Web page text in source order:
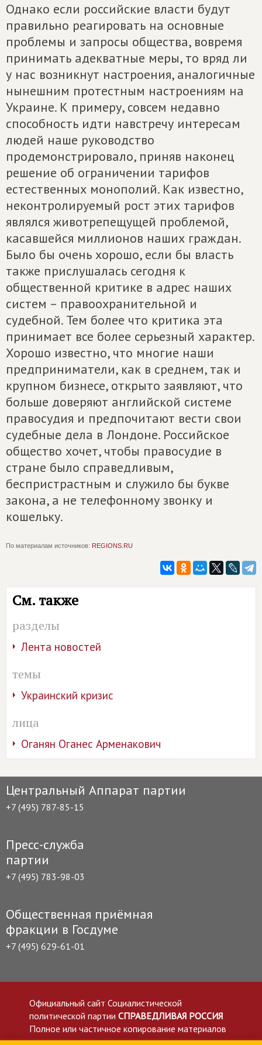
Однако если российские власти будут
правильно реагировать на основные
проблемы и запросы общества, вовремя
принимать адекватные меры, то вряд ли
у нас возникнут настроения, аналогичные
нынешним протестным настроениям на
Украине. К примеру, совсем недавно
способность идти навстречу интересам
людей наше руководство
продемонстрировало, приняв наконец
решение об ограничении тарифов
естественных монополий. Как известно,
неконтролируемый рост этих тарифов
являлся животрепещущей проблемой,
касавшейся миллионов наших граждан.
Было бы очень хорошо, если бы власть
также прислушалась сегодня к
общественной критике в адрес наших
систем – правоохранительной и
судебной. Тем более что критика эта
принимает все более серьезный характер.
Хорошо известно, что многие наши
предприниматели, как в среднем, так и
крупном бизнесе, открыто заявляют, что
больше доверяют английской системе
правосудия и предпочитают вести свои
судебные дела в Лондоне. Российское
общество хочет, чтобы правосудие в
стране было справедливым,
беспристрастным и служило бы букве
закона, а не телефонному звонку и
кошельку.
По материалам источников: REGIONS.RU
См. также
разделы
Лента новостей
темы
Украинский кризис
лица
Оганян Оганес Арменакович
Центральный Аппарат партии
+7 (495) 787-85-15
Пресс-служба
партии
+7 (495) 783-98-03
Общественная приёмная
фракции в Госдуме
+7 (495) 629-61-01
Официальный сайт Социалистической
политической партии СПРАВЕДЛИВАЯ РОССИЯ
Полное или частичное копирование материалов
приветствуется со ссылкой на сайт spravedlivo.ru